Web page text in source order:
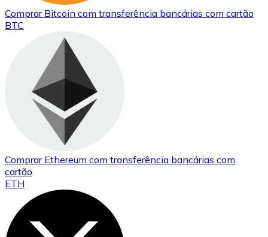
Comprar Bitcoin com transferência bancárias com cartão
BTC
Comprar Ethereum com transferência bancárias com
cartão
ETH